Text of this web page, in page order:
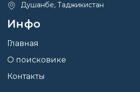
Душанбе, Таджикистан
Инфо
Главная
О поисковике
Контакты